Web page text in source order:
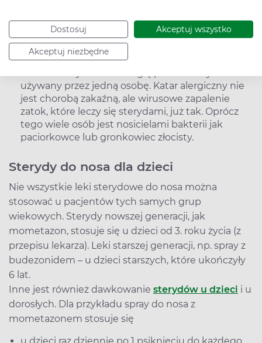
Dostosuj Akceptuj wszystko
Akceptuj niezbędne
sterydu do nosa w pozycji stojącej lub siedzącej
wyprostowanej.
Ze względów higienicznych jeden aerozol do
używany przez jedną osobę. Katar alergiczny nie
jest chorobą zakaźną, ale wirusowe zapalenie
zatok, które leczy się sterydami, już tak. Oprócz
tego wiele osób jest nosicielami bakterii jak
paciorkowce lub gronkowiec złocisty.
Sterydy do nosa dla dzieci
Nie wszystkie leki sterydowe do nosa można
stosować u pacjentów tych samych grup
wiekowych. Sterydy nowszej generacji, jak
mometazon, stosuje się u dzieci od 3. roku życia (z
przepisu lekarza). Leki starszej generacji, np. spray z
budezonidem – u dzieci starszych, które ukończyły
6 lat.
Inne jest również dawkowanie sterydów u dzieci i u
dorosłych. Dla przykładu spray do nosa z
mometazonem stosuje się